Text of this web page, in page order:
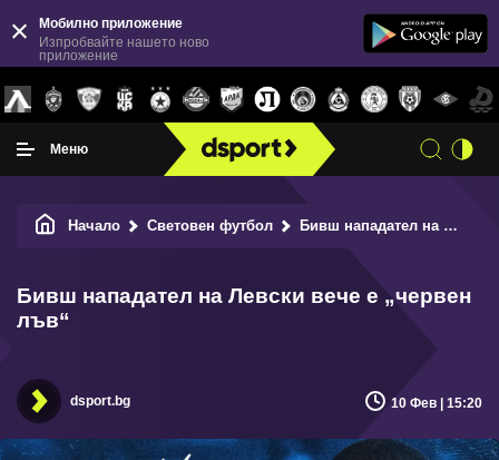
Мобилно приложение
Изпробвайте нашето ново
приложение
Меню
Начало Световен футбол Бивш нападател на Левски вече е „червен лъв“
Бивш нападател на Левски вече е „червен
лъв“
dsport.bg 10 Фев | 15:20